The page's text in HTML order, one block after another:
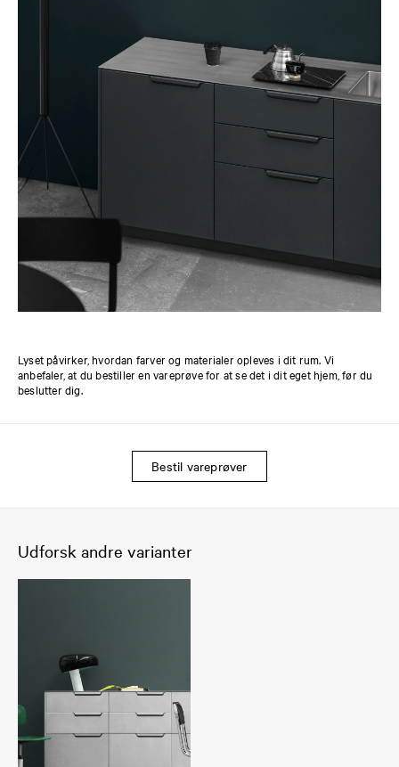
Lyset påvirker, hvordan farver og materialer opleves i dit rum. Vi
anbefaler, at du bestiller en vareprøve for at se det i dit eget hjem, før du
beslutter dig.
Bestil vareprøver
Udforsk andre varianter